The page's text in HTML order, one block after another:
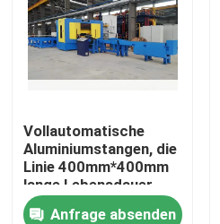
Produkte
Über uns
Fabrik-Ausflug
Qualitätskontrolle
Vollautomatische
Aluminiumstangen, die
Linie 400mm*400mm
lange Lebensdauer
sägen
Anfrage absenden